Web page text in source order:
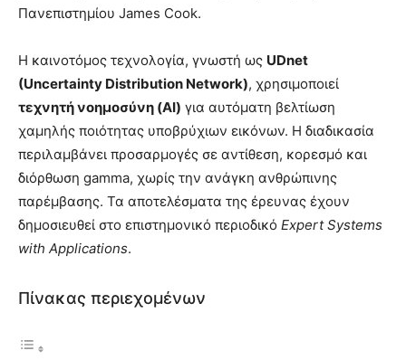
Πανεπιστημίου James Cook.
Η καινοτόμος τεχνολογία, γνωστή ως UDnet
(Uncertainty Distribution Network), χρησιμοποιεί
τεχνητή νοημοσύνη (AI) για αυτόματη βελτίωση
χαμηλής ποιότητας υποβρύχιων εικόνων. Η διαδικασία
περιλαμβάνει προσαρμογές σε αντίθεση, κορεσμό και
διόρθωση gamma, χωρίς την ανάγκη ανθρώπινης
παρέμβασης. Τα αποτελέσματα της έρευνας έχουν
δημοσιευθεί στο επιστημονικό περιοδικό Expert Systems
with Applications.
Πίνακας περιεχομένων